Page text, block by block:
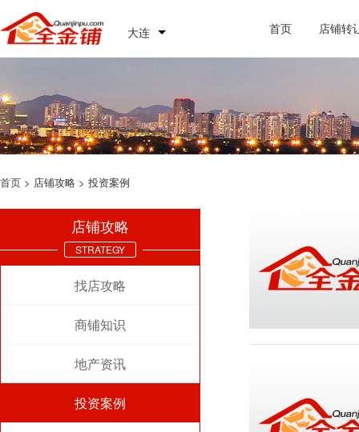
大连 首页 店铺转
首页 > 店铺攻略 > 投资案例
店铺攻略
STRATEGY
找店攻略
商铺知识
地产资讯
投资案例